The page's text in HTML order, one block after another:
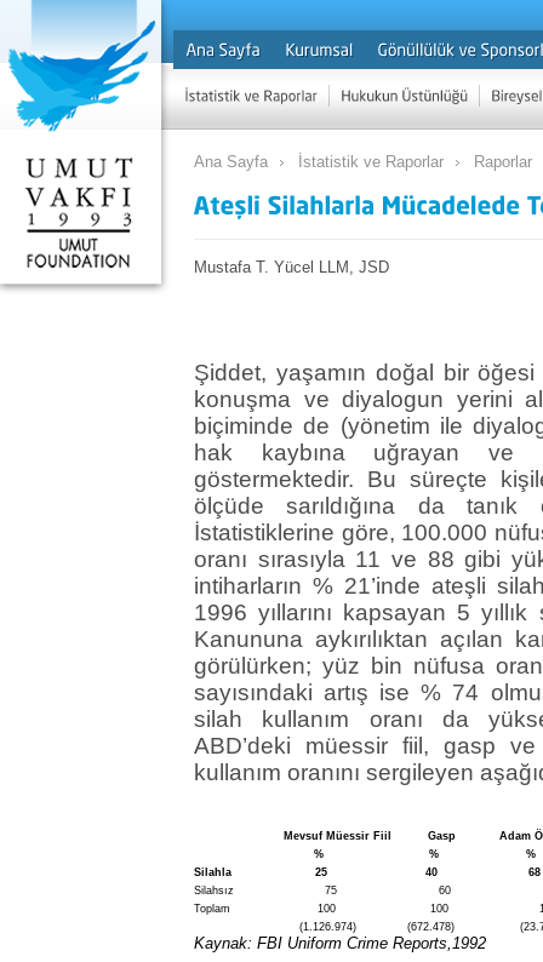
Ana Sayfa İstatistik ve Raporlar Raporlar
Mustafa T. Yücel LLM, JSD
Şiddet, yaşamın doğal bir öğesi
konuşma ve diyalogun yerini
biçiminde de (yönetim ile
hak kaybına uğrayan ve
göstermektedir. Bu süreçte
ölçüde sarıldığına da tanık
İstatistiklerine göre, 100.000
oranı sırasıyla 11 ve 88 gibi
intiharların % 21’inde ateşli
1996 yıllarını kapsayan 5
Kanununa aykırılıktan açılan
görülürken; yüz bin nüfusa
sayısındaki artış ise % 74
silah kullanım oranı da
ABD’deki müessir fiil, gasp
kullanım oranını sergileyen
Mevsuf Müessir Fiil Gasp Adam
% %
Silahla 25 40 68
Silahsız 75 60
Toplam 100 100
(1.126.974) (672.478)
Kaynak: FBI Uniform Crime Reports,1992